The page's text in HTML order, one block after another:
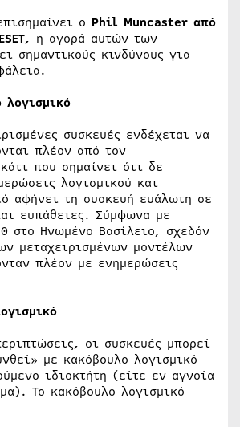
ο Phil Muncaster από
, η αγορά αυτών των
σημαντικούς κινδύνους για
συσκευές ενδέχεται να
πλέον από τον
που σημαίνει ότι δε
λογισμικού και
αφήνει τη συσκευή ευάλωτη σε
ευπάθειες. Σύμφωνα με
στο Ηνωμένο Βασίλειο, σχεδόν
μεταχειρισμένων μοντέλων
πλέον με ενημερώσεις
οι συσκευές μπορεί
με κακόβουλο λογισμικό
ιδιοκτήτη (είτε εν αγνοία
Το κακόβουλο λογισμικό